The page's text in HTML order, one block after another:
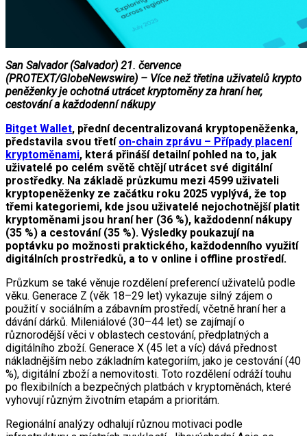
San Salvador (Salvador) 21. července
(PROTEXT/GlobeNewswire) – Více než třetina uživatelů krypto
peněženky je ochotná utrácet kryptoměny za hraní her,
cestování a každodenní nákupy
Bitget Wallet, přední decentralizovaná kryptopeněženka,
představila svou třetí on-chain zprávu – Případy placení
kryptoměnami, která přináší detailní pohled na to, jak
uživatelé po celém světě chtějí utrácet své digitální
prostředky. Na základě průzkumu mezi 4599 uživateli
kryptopeněženky ze začátku roku 2025 vyplývá, že top
třemi kategoriemi, kde jsou uživatelé nejochotnější platit
kryptoměnami jsou hraní her (36 %), každodenní nákupy
(35 %) a cestování (35 %). Výsledky poukazují na
poptávku po možnosti praktického, každodenního využití
digitálních prostrředků, a to v online i offline prostředí.
Průzkum se také věnuje rozdělení preferencí uživatelů podle
věku. Generace Z (věk 18–29 let) vykazuje silný zájem o
použití v sociálním a zábavním prostředí, včetně hraní her a
dávání dárků. Mileniálové (30–44 let) se zajímají o
různorodější věci v oblastech cestování, předplatných a
digitálního zboží. Generace X (45 let a víc) dává přednost
nákladnějším nebo základním kategoriím, jako je cestování (40
%), digitální zboží a nemovitosti. Toto rozdělení odráží touhu
po flexibilních a bezpečných platbách v kryptoměnách, které
vyhovují různým životním etapám a prioritám.
Regionální analýzy odhalují různou motivaci podle